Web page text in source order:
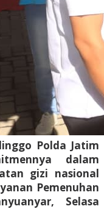
Polda Jatim
dalam
gizi nasional
Pemenuhan
Selasa